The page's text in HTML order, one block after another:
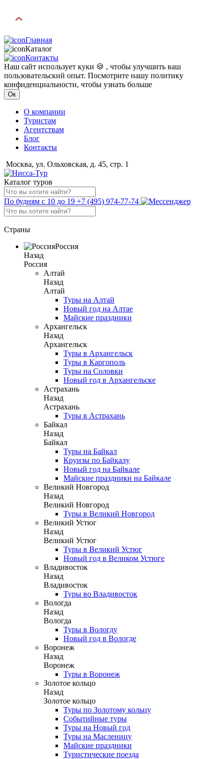
Главная
Каталог
Контакты
Наш сайт использует куки 🍪 , чтобы улучшить ваш
пользовательский опыт. Посмотрите нашу политику
конфиденциальности, чтобы узнать больше
Ок
О компании
Туристам
Агентствам
Блог
Контакты
Москва, ул. Ольховская, д. 45, стр. 1
Каталог туров
По будням с 10 до 19 +7 (495) 974-77-74
Страны
Россия
Назад
Россия
Алтай
Назад
Алтай
Туры на Алтай
Новый год на Алтае
Майские праздники
Архангельск
Назад
Архангельск
Туры в Архангельск
Туры в Каргополь
Туры на Соловки
Новый год в Архангельске
Астрахань
Назад
Астрахань
Туры в Астрахань
Байкал
Назад
Байкал
Туры на Байкал
Круизы по Байкалу
Новый год на Байкале
Майские праздники на Байкале
Великий Новгород
Назад
Великий Новгород
Туры в Великий Новгород
Великий Устюг
Назад
Великий Устюг
Туры в Великий Устюг
Новый год в Великом Устюге
Владивосток
Назад
Владивосток
Туры во Владивосток
Вологда
Назад
Вологда
Туры в Вологду
Новый год в Вологде
Воронеж
Назад
Воронеж
Туры в Воронеж
Золотое кольцо
Назад
Золотое кольцо
Туры по Золотому кольцу
Событийные туры
Туры на Новый год
Туры на Масленицу
Майские праздники
Туристические поезда